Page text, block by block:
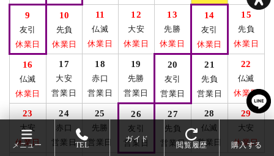
9
友引
休業日
10
先負
休業日
11
仏滅
休業日
12
大安
休業日
13
先勝
休業日
14
友引
休業日
15
先負
休業日
16
仏滅
休業日
17
大安
営業日
18
赤口
営業日
19
先勝
営業日
20
友引
営業日
21
先負
営業日
22
仏滅
休業日
23
大安
休業日
24
赤口
営業日
25
先勝
営業日
26
友引
営業日
27
先負
営業日
28
仏滅
営業日
29
大安
休業日
メニュー TEL
ガイド
閲覧履歴 購入する